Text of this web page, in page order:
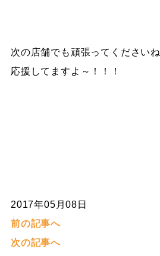
次の店舗でも頑張ってくださいね
応援してますよ～！！！
2017年05月08日
前の記事へ
次の記事へ